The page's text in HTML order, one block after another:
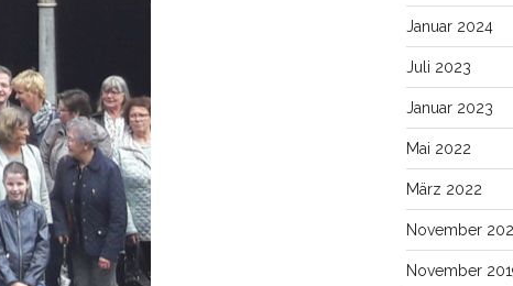
Januar 2024
Juli 2023
Januar 2023
Mai 2022
März 2022
November
November